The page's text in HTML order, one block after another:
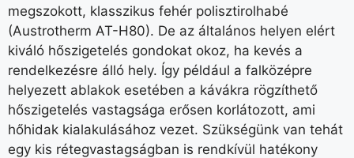
megszokott, klasszikus fehér polisztirolhabé
(Austrotherm AT-H80). De az általános helyen elért
kiváló hőszigetelés gondokat okoz, ha kevés a
rendelkezésre álló hely. Így például a falközépre
helyezett ablakok esetében a kávákra rögzíthető
hőszigetelés vastagsága erősen korlátozott, ami
hőhidak kialakulásához vezet. Szükségünk van tehát
egy kis rétegvastagságban is rendkívül hatékony